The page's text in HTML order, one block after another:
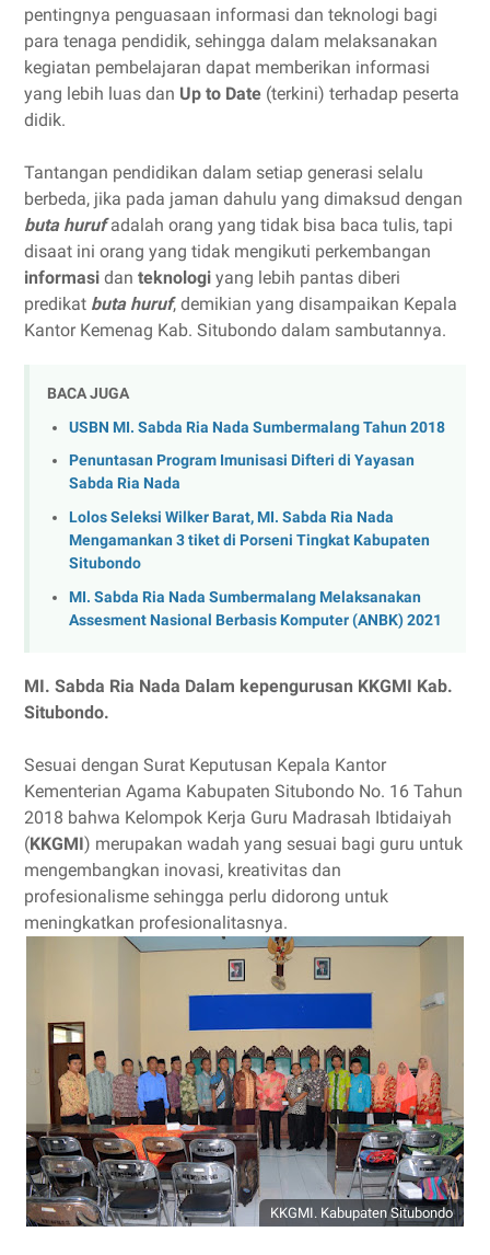
pentingnya penguasaan informasi dan teknologi bagi
para tenaga pendidik, sehingga dalam melaksanakan
kegiatan pembelajaran dapat memberikan informasi
yang lebih luas dan Up to Date (terkini) terhadap peserta
didik.
Tantangan pendidikan dalam setiap generasi selalu
berbeda, jika pada jaman dahulu yang dimaksud dengan
buta hurufadalah orang yang tidak bisa baca tulis, tapi
disaat ini orang yang tidak mengikuti perkembangan
informasi dan teknologi yang lebih pantas diberi
predikat buta huruf, demikian yang disampaikan Kepala
Kantor Kemenag Kab. Situbondo dalam sambutannya.
BACA JUGA
USBN MI. Sabda Ria Nada Sumbermalang Tahun 2018
Penuntasan Program Imunisasi Difteri di Yayasan
Sabda Ria Nada
Lolos Seleksi Wilker Barat, MI. Sabda Ria Nada
Mengamankan 3 tiket di Porseni Tingkat Kabupaten
Situbondo
MI. Sabda Ria Nada Sumbermalang Melaksanakan
Assesment Nasional Berbasis Komputer (ANBK) 2021
MI. Sabda Ria Nada Dalam kepengurusan KKGMI Kab.
Situbondo.
Sesuai dengan Surat Keputusan Kepala Kantor
Kementerian Agama Kabupaten Situbondo No. 16 Tahun
2018 bahwa Kelompok Kerja Guru Madrasah Ibtidaiyah
(KKGMI) merupakan wadah yang sesuai bagi guru untuk
mengembangkan inovasi, kreativitas dan
profesionalisme sehingga perlu didorong untuk
meningkatkan profesionalitasnya.
KKGMI. Kabupaten Situbondo